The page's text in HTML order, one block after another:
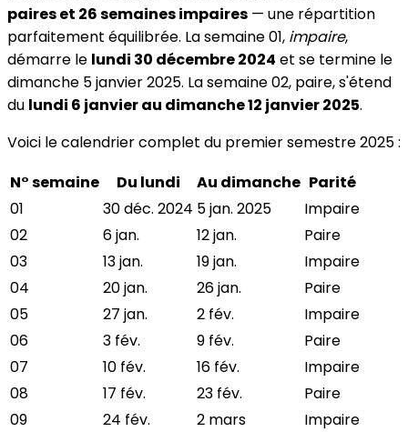
paires et 26 semaines impaires — une répartition
parfaitement équilibrée. La semaine 01, impaire,
démarre le lundi 30 décembre 2024 et se termine le
dimanche 5 janvier 2025. La semaine 02, paire, s'étend
du lundi 6 janvier au dimanche 12 janvier 2025.
Voici le calendrier complet du premier semestre 2025 :
N° semaine
Du lundi Au dimanche Parité
01
30 déc. 2024 5 jan. 2025
Impaire
02
6 jan. 12 jan.
Paire
03
13 jan. 19 jan.
Impaire
04
20 jan. 26 jan.
Paire
05
27 jan. 2 fév.
Impaire
06
3 fév. 9 fév.
Paire
07
10 fév. 16 fév.
Impaire
08
17 fév. 23 fév.
Paire
09
24 fév. 2 mars
Impaire